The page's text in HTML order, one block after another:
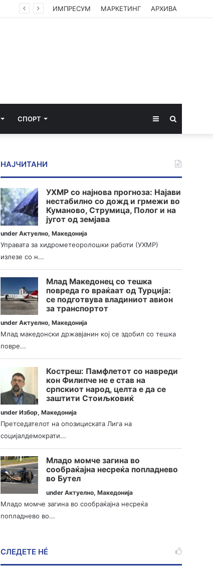
ИМПРЕСУМ МАРКЕТИНГ АРХИВА
СПОРТ Sidebar
НАЈЧИТАНИ
УХМР со најнова прогноза: Најави
нестабилно со дожд и грмежи во
Куманово, Струмица, Полог и на
југот од земјава
underАктуелно,Македонија
Управата за хидрометеоролошки работи (УХМР)
излезе со н...
Млад Македонец со тешка
повреда го враќаат од Турција:
се подготвува владиниот авион
за транспортот
underАктуелно,Македонија
Млад македонски државјанин кој се здобил со тешка
повре...
Костреш: Памфлетот со навреди
кон Филипче не е став на
српскиот народ, целта е да се
заштити Стоиљковиќ
underИзбор,Македонија
Претседателот на опозициската Лига на
социјалдемократи...
Младо момче загина во
сообраќајна несреќа попладнево
во Бутел
underАктуелно,Македонија
Младо момче загина во сообраќајна несреќа
попладнево во...
СЛЕДЕТЕ НÉ